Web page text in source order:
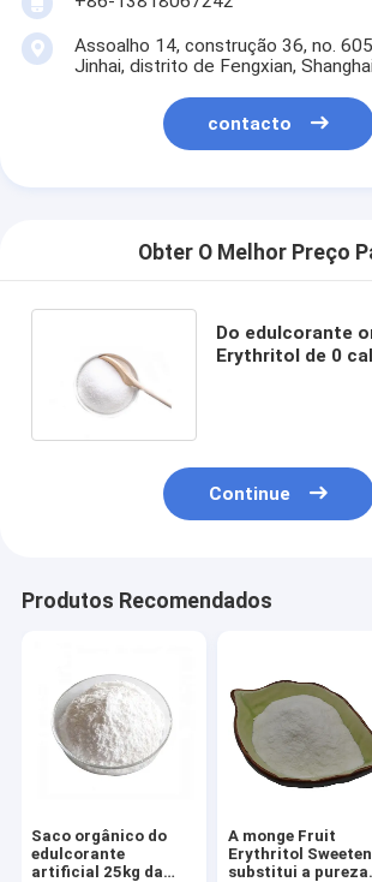
Assoalho 14, construção 36, no.
Jinhai, distrito de Fengxian, Shanghai
contacto
Obter O Melhor Preço
Do edulcorante
Erythritol de 0
Continue
Produtos Recomendados
Saco orgânico do
edulcorante
artificial 25kg da
A monge Fruit
Erythritol
substitui a pureza